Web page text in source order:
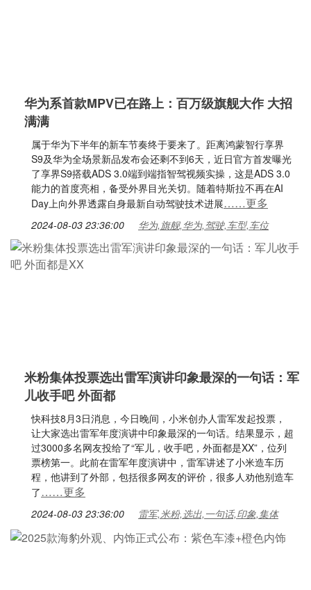
华为系首款MPV已在路上：百万级旗舰大作 大招
满满
属于华为下半年的新车节奏终于要来了。距离鸿蒙智行享界
S9及华为全场景新品发布会还剩不到6天，近日官方首发曝光
了享界S9搭载ADS 3.0端到端指智驾视频实操，这是ADS 3.0
能力的首度亮相，备受外界目光关切。随着特斯拉不再在AI
Day上向外界透露自身最新自动驾驶技术进展……更多
2024-08-03 23:36:00 华为,旗舰,华为,驾驶,车型,车位
米粉集体投票选出雷军演讲印象最深的一句话：军
儿收手吧 外面都
快科技8月3日消息，今日晚间，小米创办人雷军发起投票，
让大家选出雷军年度演讲中印象最深的一句话。结果显示，超
过3000多名网友投给了“军儿，收手吧，外面都是XX”，位列
票榜第一。此前在雷军年度演讲中，雷军讲述了小米造车历
程，他讲到了外部，包括很多网友的评价，很多人劝他别造车
了……更多
2024-08-03 23:36:00 雷军,米粉,选出,一句话,印象,集体